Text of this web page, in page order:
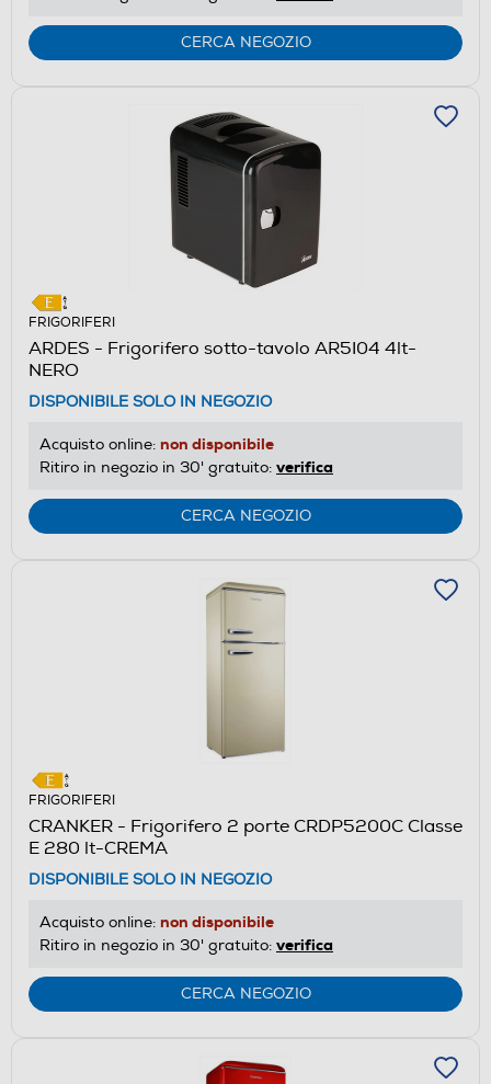
CERCA NEGOZIO
FRIGORIFERI
ARDES - Frigorifero sotto-tavolo AR5I04 4lt-
NERO
DISPONIBILE SOLO IN NEGOZIO
Acquisto online: non disponibile
Ritiro in negozio in 30' gratuito: verifica
CERCA NEGOZIO
FRIGORIFERI
CRANKER - Frigorifero 2 porte CRDP5200C Classe
E 280 lt-CREMA
DISPONIBILE SOLO IN NEGOZIO
Acquisto online: non disponibile
Ritiro in negozio in 30' gratuito: verifica
CERCA NEGOZIO